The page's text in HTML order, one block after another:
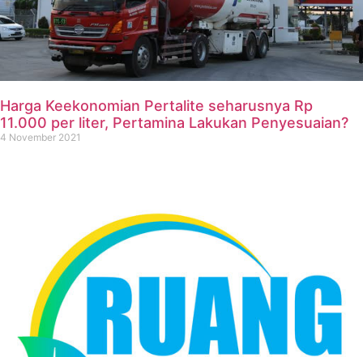
Harga Keekonomian Pertalite seharusnya Rp
11.000 per liter, Pertamina Lakukan Penyesuaian?
4 November 2021